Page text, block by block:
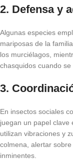
2. Defensa y
Algunas especies
mariposas de la
los murciélagos,
chasquidos cuando
3.
En insectos sociales
juegan un papel clave
utilizan vibraciones y
colmena, alertar
inminentes.